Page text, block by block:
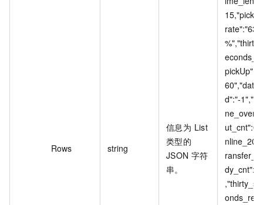
Rows string
信息为 List
类型的
JSON 字符
串。
d":"-